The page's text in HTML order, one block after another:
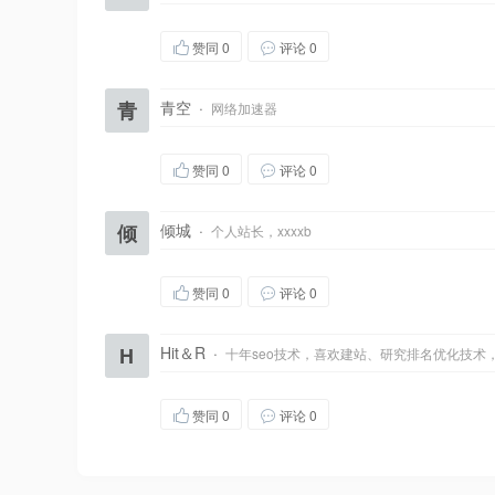
赞同 0 评论 0
青 青空 · 网络加速器
赞同 0 评论 0
倾 倾城 · 个人站长，xxxxb
赞同 0 评论 0
H Hit＆R · 十年seo技术，喜欢建站、研究排名优化技术
赞同 0 评论 0